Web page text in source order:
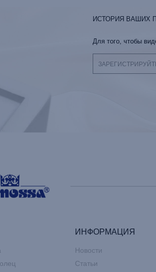
ИСТОРИЯ ВАШИХ
Для того, чтобы
ИНФОРМАЦИЯ
Новости
Статьи